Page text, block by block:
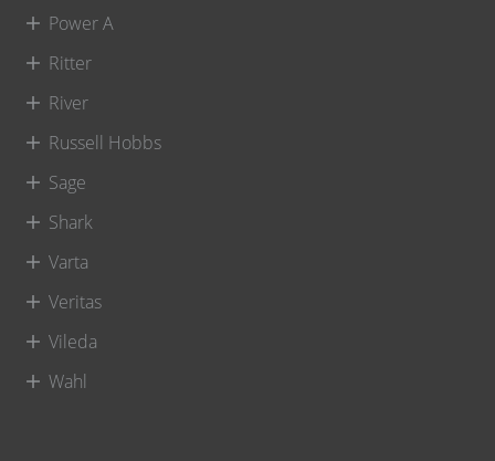
Power A
Ritter
River
Russell Hobbs
Sage
Shark
Varta
Veritas
Vileda
Wahl